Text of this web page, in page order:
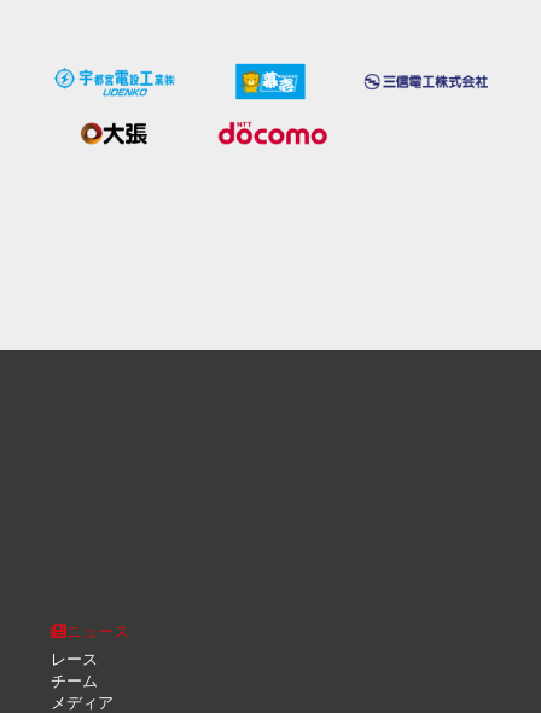
ニュース
レース
チーム
メディア